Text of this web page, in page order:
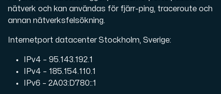
KVM-VPS med Windows och Linux, dubbel nod-replikering.
nätverk och kan användas för fjärr-ping, traceroute och
annan nätverksfelsökning.
Internetport datacenter Stockholm, Sverige:
IPv4 – 95.143.192.1
IPv4 – 185.154.110.1
IPv6 – 2A03:D780::1